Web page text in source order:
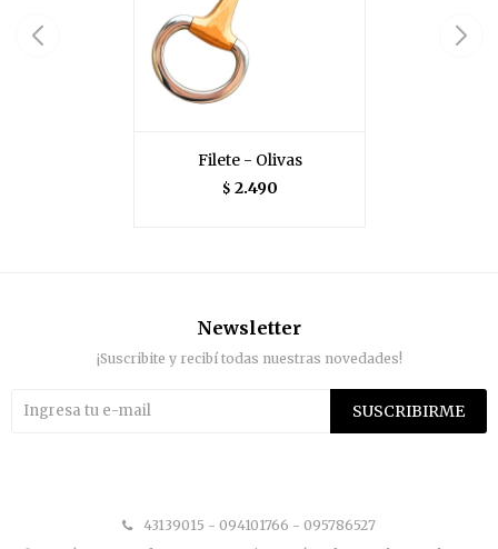
Filete - Olivas
$ 2.490
43139015 - 094101766 - 095786527
Newsletter
¡Suscribite y recibí todas nuestras novedades!
SUSCRIBIRME